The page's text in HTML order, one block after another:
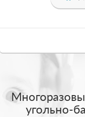
угольно-